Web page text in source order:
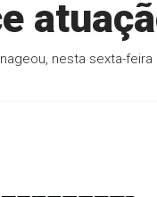
nesta sexta-feira